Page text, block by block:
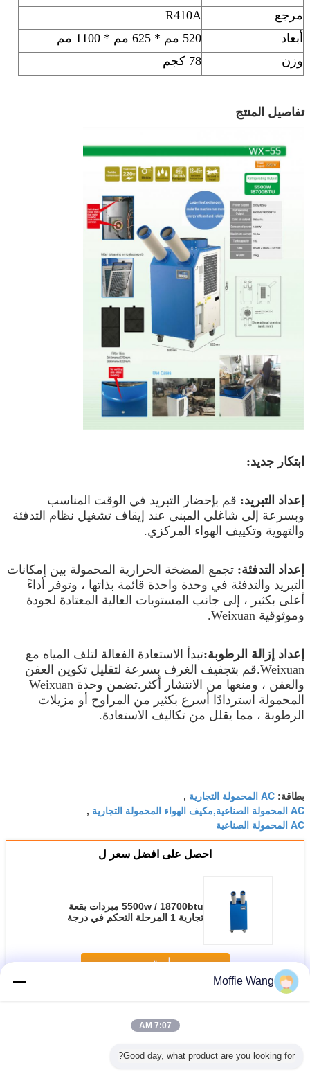
مرجع
R410A
أبعاد
520 مم * 625 مم * 1100 مم
وزن
78 كجم
تفاصيل المنتج
ابتكار جديد:
إعداد التبريد: قم بإحضار التبريد في الوقت المناسب
وبسرعة إلى شاغلي المبنى عند إيقاف تشغيل نظام التدفئة
والتهوية وتكييف الهواء المركزي.
إعداد التدفئة: تجمع المضخة الحرارية المحمولة بين إمكانات
التبريد والتدفئة في وحدة واحدة قائمة بذاتها ، وتوفر أداءً
أعلى بكثير ، إلى جانب المستويات العالية المعتادة لجودة
وموثوقية Weixuan.
إعداد إزالة الرطوبة:تبدأ الاستعادة الفعالة لتلف المياه مع
Weixuan.قم بتجفيف الغرف بسرعة لتقليل تكوين العفن
والعفن ، ومنعها من الانتشار أكثر.تضمن وحدة Weixuan
المحمولة استردادًا أسرع بكثير من المراوح أو مزيلات
الرطوبة ، مما يقلل من تكاليف الاستعادة.
بطاقة: AC المحمولة التجارية ,
AC المحمولة الصناعية,مكيف الهواء المحمولة التجارية ,
AC المحمولة الصناعية
احصل على افضل سعر ل
5500w / 18700btu مبردات بقعة
تجارية 1 المرحلة التحكم في درجة
استمر
أكثرمبردات بقعة التجارية
Moffie Wang
7:07 AM
Good day, what product are you looking for?